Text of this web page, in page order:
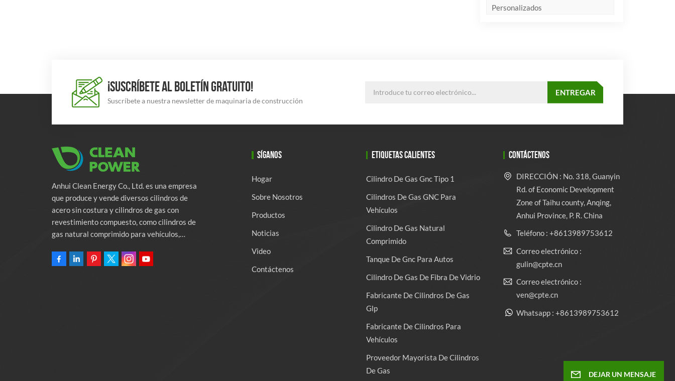
Personalizados
¡SUSCRÍBETE AL BOLETÍN GRATUITO!
Suscríbete a nuestra newsletter de maquinaria de construcción
Anhui Clean Energy Co., Ltd. es una empresa
que produce y vende diversos cilindros de
acero sin costura y cilindros de gas con
revestimiento compuesto, como cilindros de
gas natural comprimido para vehículos,
incendios. La empresa se compromete a
SÍGANOS
Hogar
Sobre Nosotros
Productos
Noticias
Video
Contáctenos
ETIQUETAS CALIENTES
Cilindro De Gas Gnc Tipo 1
Cilindros De Gas GNC Para
Vehículos
Cilindro De Gas Natural
Comprimido
Tanque De Gnc Para Autos
Cilindro De Gas De Fibra De Vidrio
Fabricante De Cilindros De Gas
Glp
Fabricante De Cilindros Para
Vehículos
Proveedor Mayorista De Cilindros
De Gas
CONTÁCTENOS
DIRECCIÓN : No. 318, Guanyin
Rd. of Economic Development
Zone of Taihu county, Anqing,
Anhui Province, P. R. China
Teléfono : +8613989753612
Correo electrónico :
gulin@cpte.cn
Correo electrónico :
ven@cpte.cn
Whatsapp : +8613989753612
DEJAR UN MENSAJE